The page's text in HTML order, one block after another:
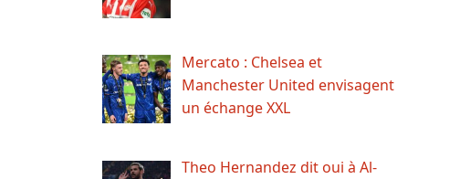
Mercato : Chelsea et
Manchester United envisagent
un échange XXL
Theo Hernandez dit oui à Al-